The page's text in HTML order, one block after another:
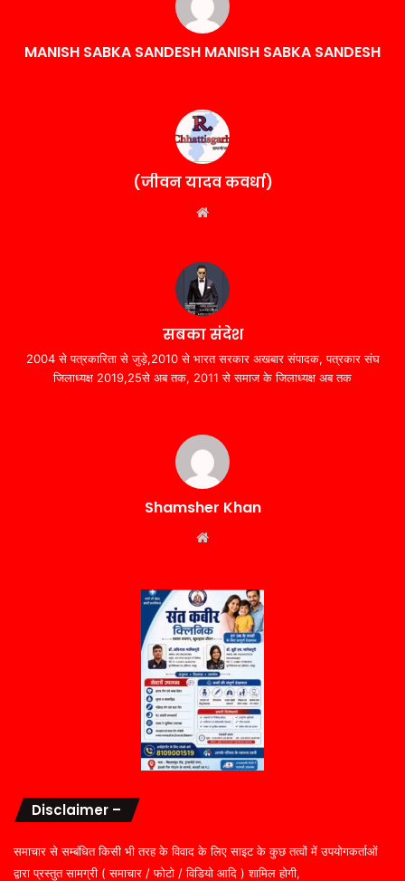
MANISH SABKA SANDESH MANISH SABKA SANDESH
(जीवन यादव कवर्धा)
सबका संदेश
2004 से पत्रकारिता से जुड़े,2010 से भारत सरकार अखबार संपादक, पत्रकार संघ
जिलाध्यक्ष 2019,25से अब तक, 2011 से समाज के जिलाध्यक्ष अब तक
Shamsher Khan
Disclaimer –
समाचार से सम्बंधित किसी भी तरह के विवाद के लिए साइट के कुछ तत्वों में उपयोगकर्ताओं
द्वारा प्रस्तुत सामग्री ( समाचार / फोटो / विडियो आदि ) शामिल होगी,